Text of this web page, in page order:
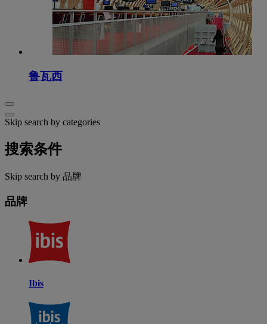
鲁瓦西
Skip search by categories
搜索条件
Skip search by 品牌
品牌
Ibis